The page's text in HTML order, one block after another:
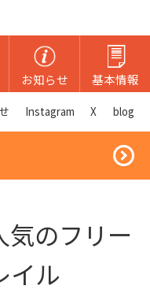
お知らせ 基本情報
Instagram X blog
気のフリー
イル